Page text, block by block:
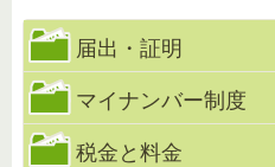
届出・証明
マイナンバー制度
税金と料金